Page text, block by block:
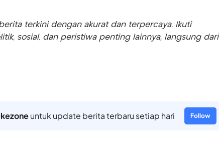
terkini dengan akurat dan terpercaya. Ikuti
sosial, dan peristiwa penting lainnya, langsung dari
untuk update berita terbaru setiap hari Follow